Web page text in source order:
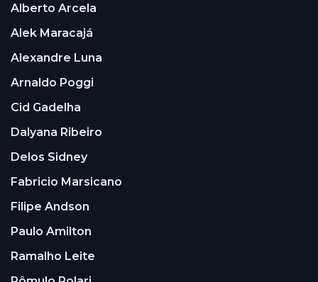
Alberto Arcela
Alek Maracajá
Alexandre Luna
Arnaldo Poggi
Cid Gadelha
Dalyana Ribeiro
Delos Sidney
Fabricio Marsicano
Filipe Andson
Paulo Amilton
Ramalho Leite